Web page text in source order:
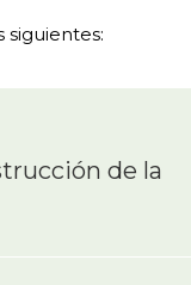
siguientes:
de la